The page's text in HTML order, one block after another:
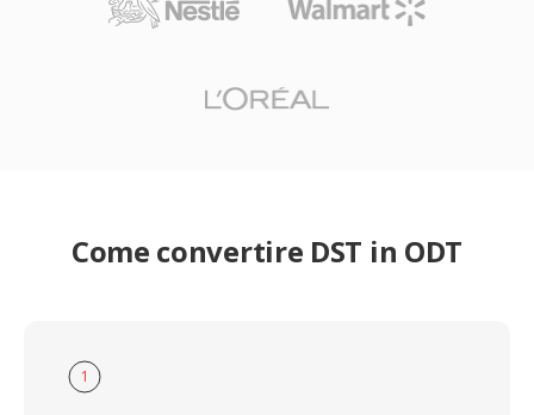
Come convertire DST in ODT
1